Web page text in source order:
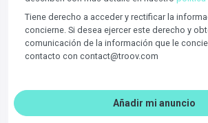
Tiene derecho a acceder y rectificar la
concierne. Si desea ejercer este derecho y
comunicación de la información que le
contacto con contact@troov.com
Añadir mi anuncio